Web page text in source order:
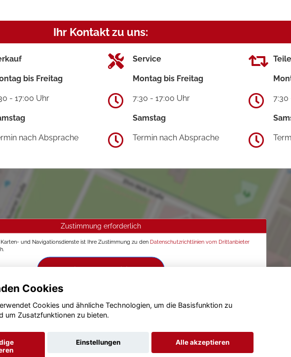
Ihr Kontakt zu uns:
bis Freitag
- 17:00 Uhr
nach Absprache
Service
Montag bis Freitag
7:30 - 17:00 Uhr
Samstag
Termin nach Absprache
7:30
Zustimmung erforderlich
und Navigationsdienste ist Ihre Zustimmung zu den Datenschutzrichtlinien vom Drittanbieter
Cookies
Cookies und ähnliche Technologien, um die Basisfunktion zu
um Zusatzfunktionen zu bieten.
Einstellungen Alle akzeptieren